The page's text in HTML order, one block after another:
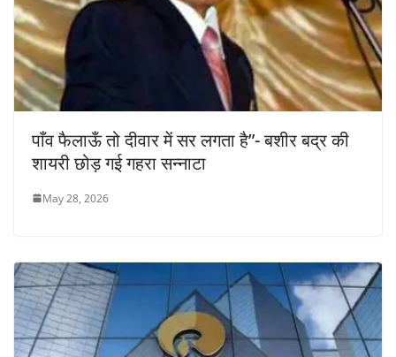
पाँव फैलाऊँ तो दीवार में सर लगता है”- बशीर बद्र की
शायरी छोड़ गई गहरा सन्नाटा
May 28, 2026